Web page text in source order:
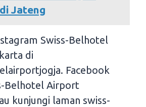
Jateng
Swiss-Belhotel
di
Facebook
Belhotel Airport
kunjungi laman swiss-